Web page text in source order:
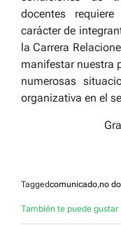
docentes
carácter de
la Carrera
manifestar nuestra
numerosas
organizativa en el
Taggedcomunicado,no
También te puede gustar